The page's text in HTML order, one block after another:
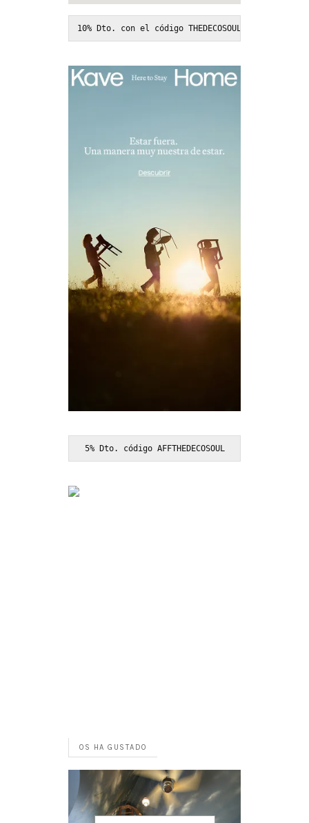
10% Dto. con el código THEDECOSOUL
5% Dto. código AFFTHEDECOSOUL
OS HA GUSTADO